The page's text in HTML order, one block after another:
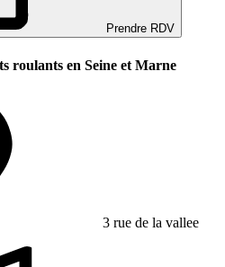
Prendre RDV
roulants en Seine et Marne
3 rue de la vallee